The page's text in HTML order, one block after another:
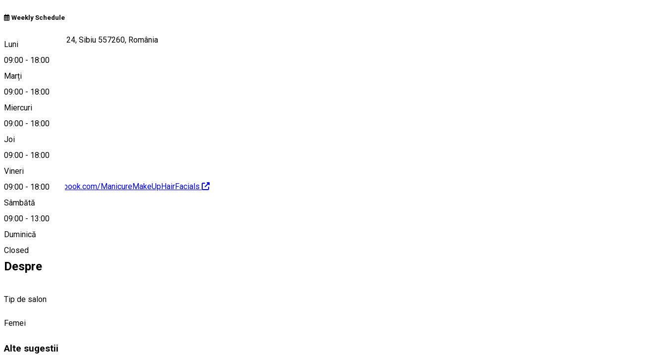
Weekly Schedule
Luni
09:00 - 18:00
Marți
09:00 - 18:00
Miercuri
09:00 - 18:00
Joi
09:00 - 18:00
Vineri
09:00 - 18:00
Sâmbătă
09:00 - 13:00
Duminică
Closed
Strada Someșului 24, Sibiu 557260, România
Hartă
https://www.facebook.com/ManicureMakeUpHairFacials
0742604140
Despre
Tip de salon
Femei
Alte sugestii